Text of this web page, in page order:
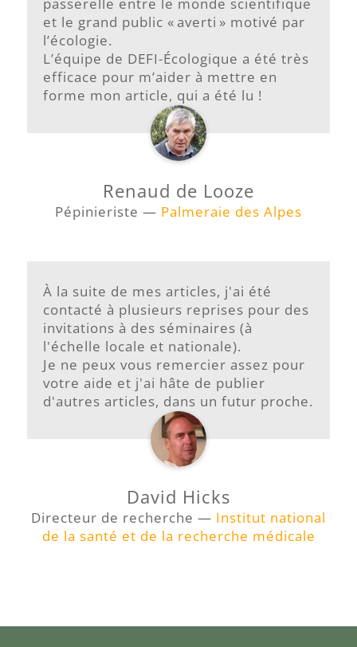
et le grand public « averti » motivé par
l’écologie.
L’équipe de DEFI-Écologique a été très
efficace pour m’aider à mettre en
forme mon article, qui a été lu !
Renaud de Looze
Pépinieriste — Palmeraie des Alpes
À la suite de mes articles, j'ai été
contacté à plusieurs reprises pour des
invitations à des séminaires (à
l'échelle locale et nationale).
Je ne peux vous remercier assez pour
votre aide et j'ai hâte de publier
d'autres articles, dans un futur proche.
David Hicks
Directeur de recherche — Institut national
de la santé et de la recherche médicale